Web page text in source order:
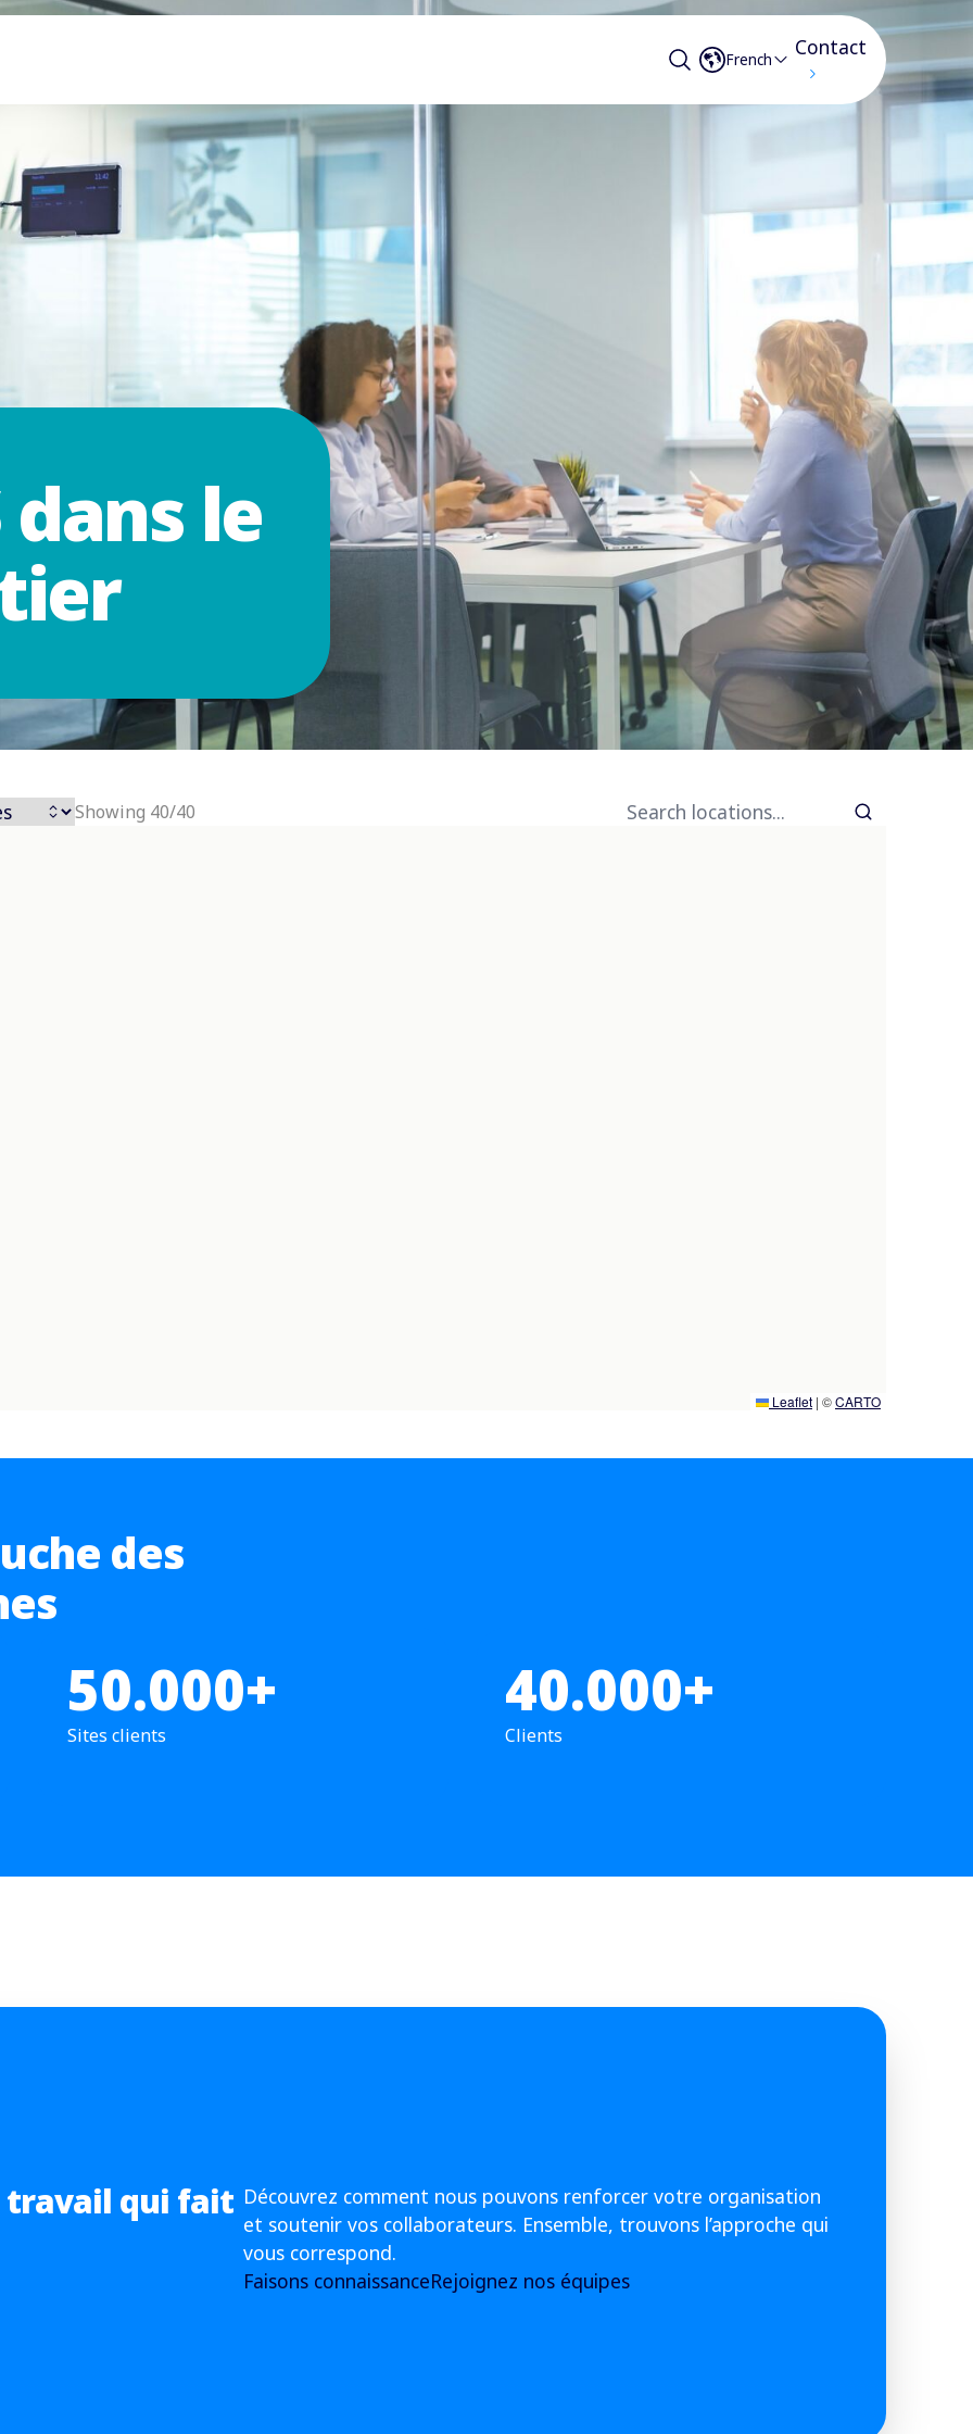
French Contact
dans le
Showing 40/40
Leaflet | ©CARTO
des
50.000+
Sites clients
40.000+
Clients
travail qui fait Découvrez comment nous pouvons renforcer votre organisation
et soutenir vos collaborateurs. Ensemble, trouvons l’approche qui
vous correspond.
Faisons connaissanceRejoignez nos équipes